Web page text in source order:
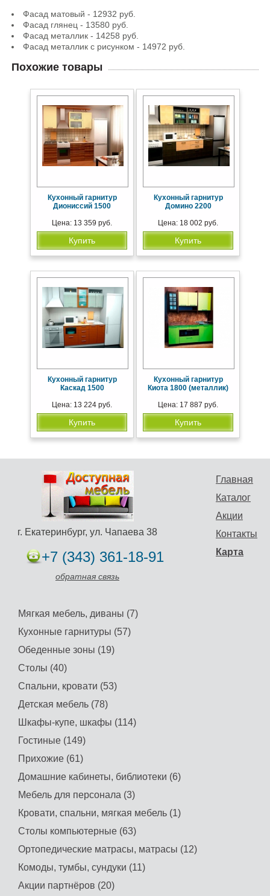
Фасад матовый - 12932 руб.
Фасад глянец - 13580 руб.
Фасад металлик - 14258 руб.
Фасад металлик с рисунком - 14972 руб.
Похожие товары
Кухонный гарнитур
Диониссий 1500
Цена: 13 359 руб.
Купить
Кухонный гарнитур
Домино 2200
Цена: 18 002 руб.
Купить
Кухонный гарнитур
Каскад 1500
Цена: 13 224 руб.
Купить
Кухонный гарнитур
Киота 1800 (металлик)
Цена: 17 887 руб.
Купить
Главная
Каталог
Акции
Контакты
Карта
г. Екатеринбург, ул. Чапаева 38
+7 (343) 361-18-91
обратная связь
Мягкая мебель, диваны (7)
Кухонные гарнитуры (57)
Обеденные зоны (19)
Столы (40)
Спальни, кровати (53)
Детская мебель (78)
Шкафы-купе, шкафы (114)
Гостиные (149)
Прихожие (61)
Домашние кабинеты, библиотеки (6)
Мебель для персонала (3)
Кровати, спальни, мягкая мебель (1)
Столы компьютерные (63)
Ортопедические матрасы, матрасы (12)
Комоды, тумбы, сундуки (11)
Акции партнёров (20)